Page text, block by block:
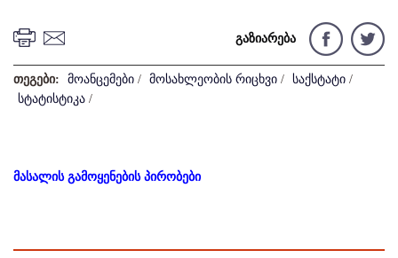
გაზიარება
თეგები: მოანცემები / მოსახლეობის რიცხვი / საქსტატი /
სტატისტიკა /
მასალის გამოყენების პირობები